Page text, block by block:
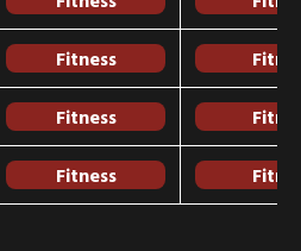
Fitness
Fitness
Fitness